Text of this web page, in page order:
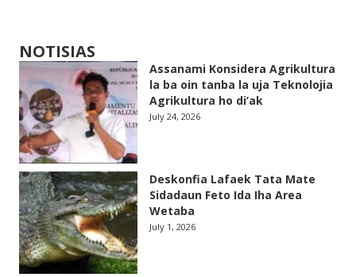
NOTISIAS
Assanami Konsidera Agrikultura
la ba oin tanba la uja Teknolojia
Agrikultura ho di’ak
July 24, 2026
Deskonfia Lafaek Tata Mate
Sidadaun Feto Ida Iha Area
Wetaba
July 1, 2026